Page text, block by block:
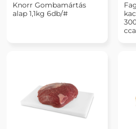
Knorr Gombamártás
alap 1,1kg 6db/#